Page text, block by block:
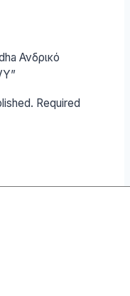
Ανδρικό
Required